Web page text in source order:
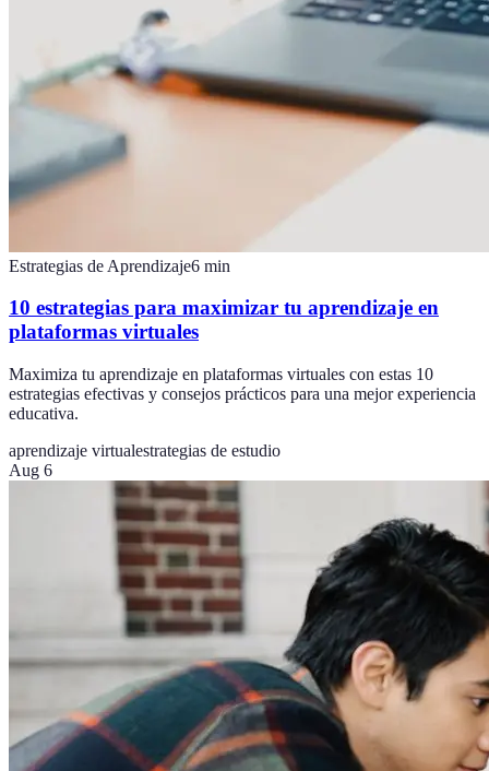
Estrategias de Aprendizaje6 min
10 estrategias para maximizar tu aprendizaje en
plataformas virtuales
Maximiza tu aprendizaje en plataformas virtuales con estas 10
estrategias efectivas y consejos prácticos para una mejor experiencia
educativa.
aprendizaje virtualestrategias de estudio
Aug 6